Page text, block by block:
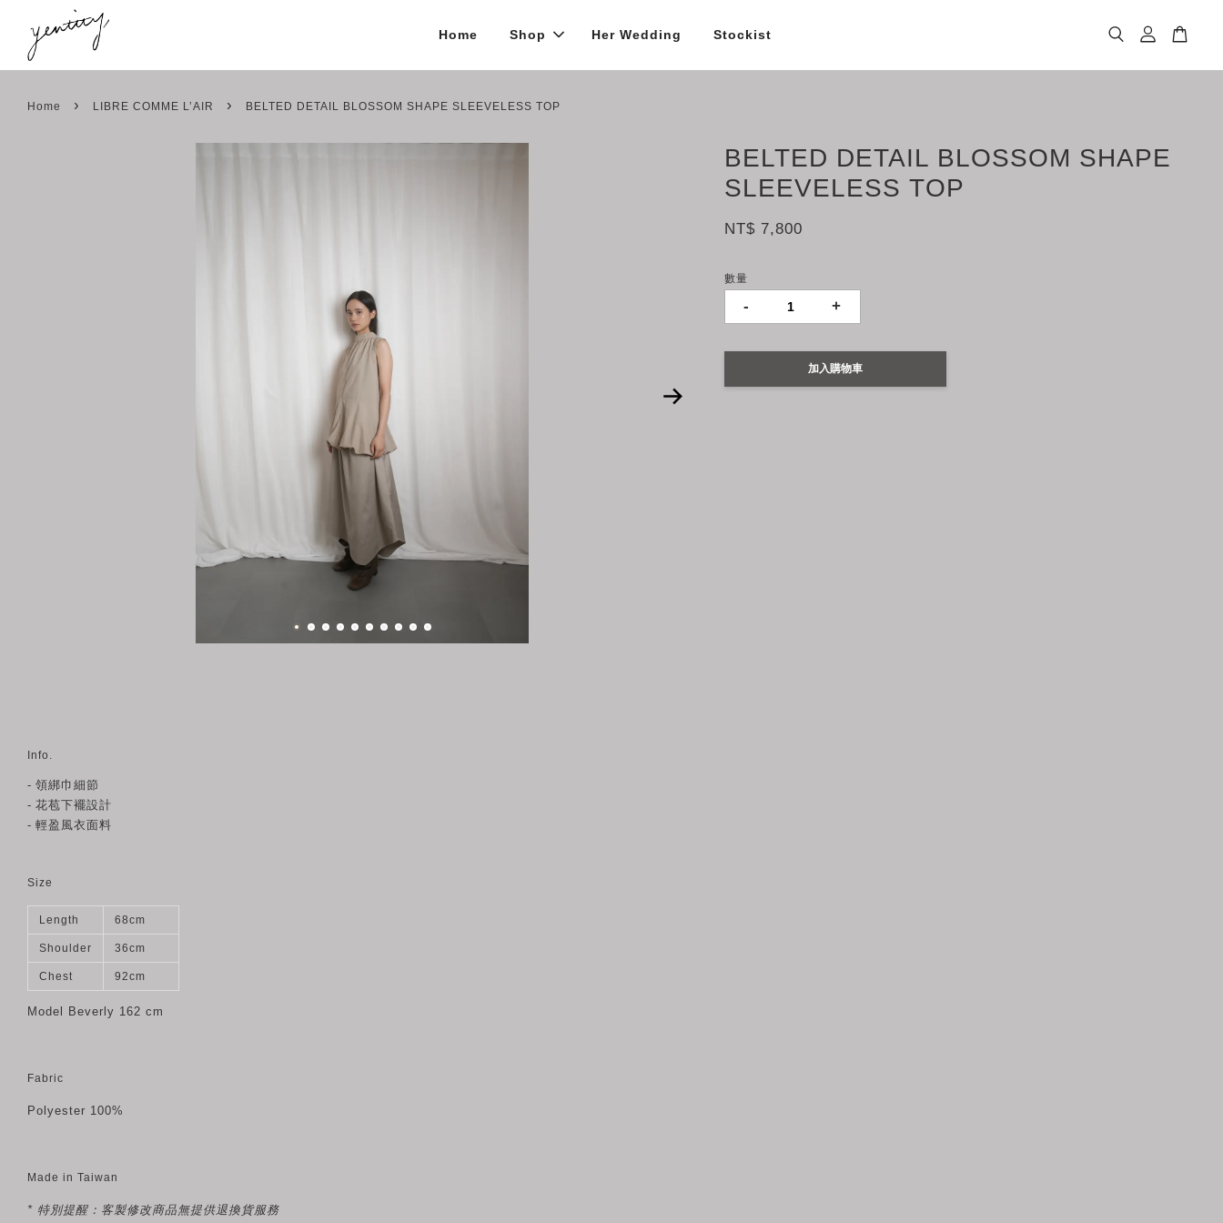
Home Shop Her Wedding Stockist
Home › LIBRE COMME L’AIR › BELTED DETAIL BLOSSOM SHAPE SLEEVELESS TOP
BELTED DETAIL BLOSSOM SHAPE
SLEEVELESS TOP
NT$ 7,800
數量
- +
加入購物車
Info.
- 領綁巾細節
- 花苞下襬設計
- 輕盈風衣面料
Size
Length 68cm
Shoulder 36cm
Chest 92cm
Model Beverly 162 cm
Fabric
Polyester 100%
Made in Taiwan
* 特別提醒：客製修改商品無提供退換貨服務